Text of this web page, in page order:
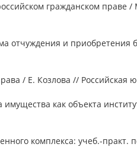
гражданском праве
отчуждения и приобретения
/ Е. Козлова // Российская
как объекта
комплекса: учеб.-практ.